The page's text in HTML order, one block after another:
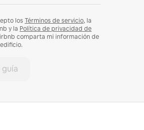
los Términos de servicio, la
y la Política de privacidad de
comparta mi información de